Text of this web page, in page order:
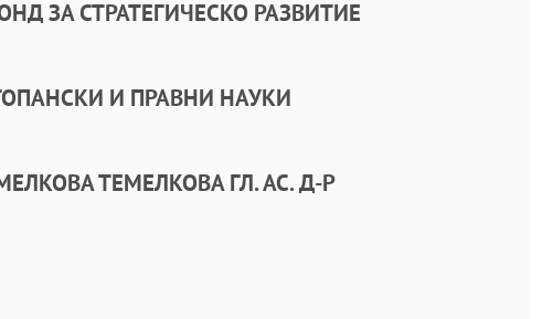
ЗА СТРАТЕГИЧЕСКО РАЗВИТИЕ
И ПРАВНИ НАУКИ
ТЕМЕЛКОВА ГЛ. АС. Д-Р